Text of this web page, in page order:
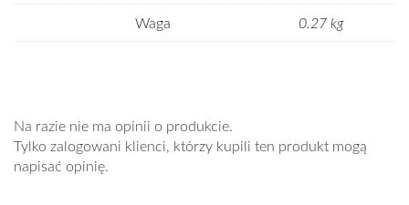
Waga 0.27 kg
Na razie nie ma opinii o produkcie.
Tylko zalogowani klienci, którzy kupili ten produkt mogą
napisać opinię.